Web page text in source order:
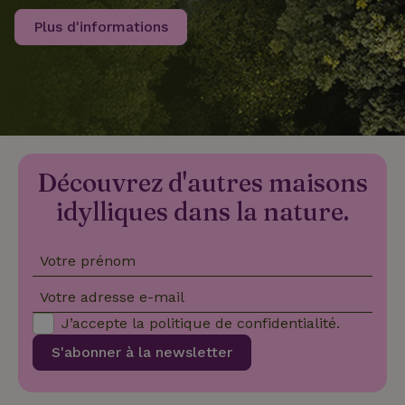
Plus d'informations
Découvrez d'autres maisons
idylliques dans la nature.
Votre prénom
Votre adresse e-mail
S'abonner à la newsletter
J’accepte la politique de confidentialité.
recently_viewed_houses www.maisonnature.fr
www.maisonnature.fr
_nhft_safety-deposit-refund www.maisonnature.fr
_nhftconstraint_search-
geo-json
www.maisonnature.fr